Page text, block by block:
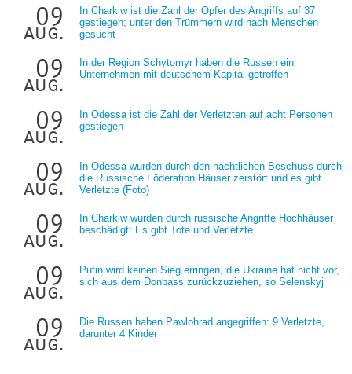
09
aug.
In Charkiw ist die Zahl der Opfer des Angriffs auf 37
gestiegen; unter den Trümmern wird nach Menschen
gesucht
09
aug.
In der Region Schytomyr haben die Russen ein
Unternehmen mit deutschem Kapital getroffen
09
aug.
In Odessa ist die Zahl der Verletzten auf acht Personen
gestiegen
09
aug.
In Odessa wurden durch den nächtlichen Beschuss durch
die Russische Föderation Häuser zerstört und es gibt
Verletzte (Foto)
09
aug.
In Charkiw wurden durch russische Angriffe Hochhäuser
beschädigt: Es gibt Tote und Verletzte
09
aug.
Putin wird keinen Sieg erringen, die Ukraine hat nicht vor,
sich aus dem Donbass zurückzuziehen, so Selenskyj
09
aug.
Die Russen haben Pawlohrad angegriffen: 9 Verletzte,
darunter 4 Kinder